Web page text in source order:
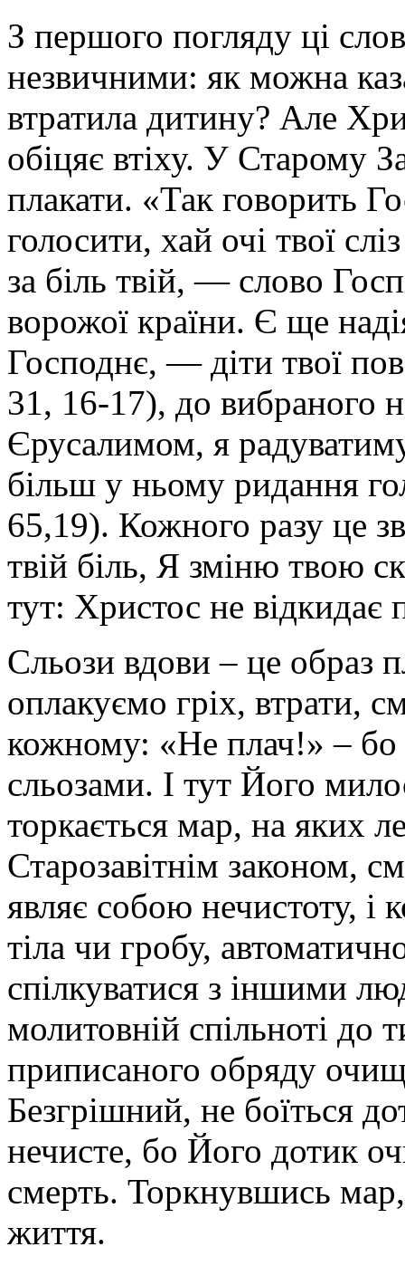
З першого погляду ці
незвичними: як можна
втратила дитину? Але
обіцяє втіху. У Старому
плакати. «Так говорить
голосити, хай очі твої
за біль твій, — слово
ворожої країни. Є ще
Господнє, — діти твої
31, 16-17), до вибраного
Єрусалимом, я
більш у ньому ридання
65,19). Кожного разу це
твій біль, Я зміню твою
тут: Христос не відкидає
Сльози вдови – це образ
оплакуємо гріх, втрати,
кожному: «Не плач!» –
сльозами. І тут Його
торкається мар, на яких
Старозавітнім законом,
являє собою нечистоту, і
тіла чи гробу,
спілкуватися з іншими
молитовній спільноті до
приписаного обряду
Безгрішний, не боїться
нечисте, бо Його дотик
смерть. Торкнувшись
життя.